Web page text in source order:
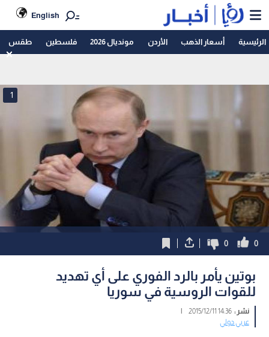
English
الرئيسية أسعار الذهب الأردن مونديال 2026 فلسطين طقس
1
0
0
بوتين يأمر بالرد الفوري على أي تهديد
للقوات الروسية في سوريا
نشر :14:36 2015/12/11
|
عربي دولي